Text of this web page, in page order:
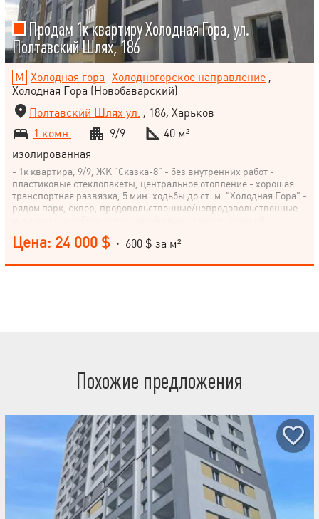
Продам 1к квартиру Холодная Гора, ул.
Полтавский Шлях, 186
Холодная гора Холодногорское направление,
Холодная Гора (Новобаварский)
Полтавский Шлях ул. , 186, Харьков
1 комн.
9/9
40 м²
изолированная
- 1к квартира, 9/9, ЖК "Сказка-8" - без внутренних работ -
пластиковые стеклопакеты, центральное отопление - хорошая
транспортная развязка, 5 мин. ходьбы до ст. м. "Холодная Гора" -
рядом парк, сквер, продовольственные/непродовольственные
Цена: 24 000 $ · 600 $ за м²
Похожие предложения